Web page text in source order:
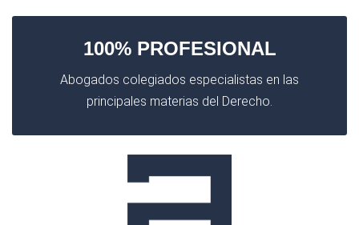
100% PROFESIONAL
Abogados colegiados especialistas en las
principales materias del Derecho.